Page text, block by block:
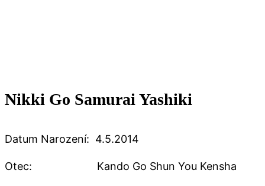
Nikki Go Samurai Yashiki
Datum Narození: 4.5.2014
Otec: Kando Go Shun You Kensha